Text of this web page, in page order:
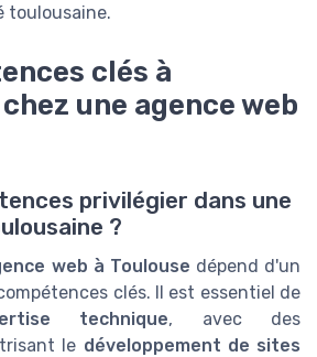
toulousaine.
clés à
une agence web
privilégier dans une
?
web à Toulouse dépend d'un
clés. Il est essentiel de
technique, avec des
le développement de sites